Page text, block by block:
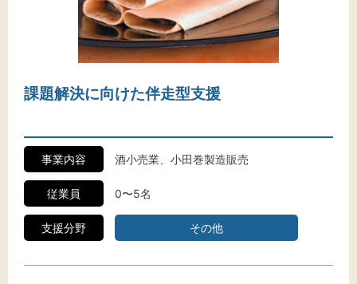
課題解決に向けた伴走型支援
事業内容 酒小売業、小田巻製造販売
従業員 0〜5名
支援分野 その他